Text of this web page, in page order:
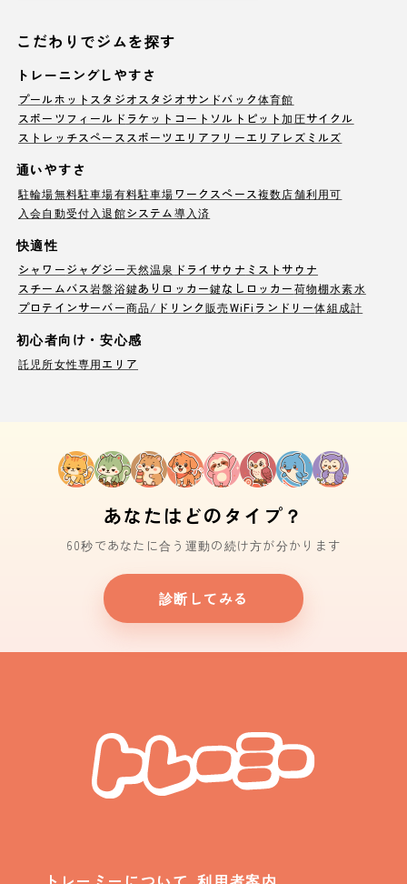
こだわりでジムを探す
トレーニングしやすさ
プールホットスタジオ スタジオサンドバック体育館
スポーツフィールド ラケットコート ソルトピット加圧サイクル
ストレッチスペース スポーツエリア フリーエリア レズミルズ
通いやすさ
駐輪場無料駐車場有料駐車場ワークスペース複数店舗利用可
入会自動受付 入退館システム導入済
快適性
シャワージャグジー天然温泉 ドライサウナ ミストサウナ
スチームバス岩盤浴鍵ありロッカー鍵なしロッカー荷物棚水素水
プロテインサーバー商品/ドリンク販売WiFi ランドリー体組成計
初心者向け・安心感
託児所女性専用エリア
あなたはどのタイプ？
60秒であなたに合う運動の続け方が分かります
診断してみる